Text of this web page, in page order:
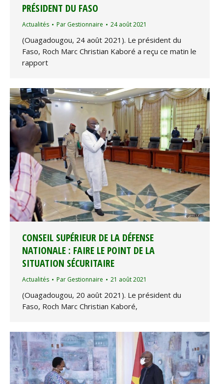
PRÉSIDENT DU FASO
Actualités Par Gestionnaire 24 août 2021
(Ouagadougou, 24 août 2021). Le président du
Faso, Roch Marc Christian Kaboré a reçu ce matin le
rapport
CONSEIL SUPÉRIEUR DE LA DÉFENSE
NATIONALE : FAIRE LE POINT DE LA
SITUATION SÉCURITAIRE
Actualités Par Gestionnaire 21 août 2021
(Ouagadougou, 20 août 2021). Le président du
Faso, Roch Marc Christian Kaboré,